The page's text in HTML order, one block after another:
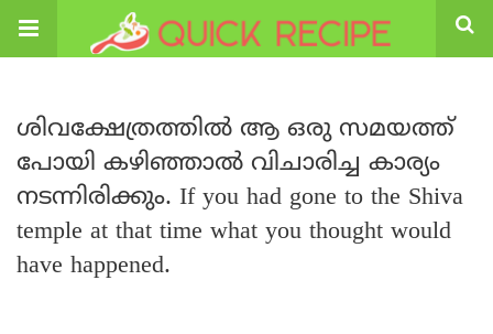
ശിവക്ഷേത്രത്തിൽ ആ ഒരു സമയത്ത്
പോയി കഴിഞ്ഞാൽ വിചാരിച്ച കാര്യം
നടന്നിരിക്കും. If you had gone to the Shiva
temple at that time what you thought would
have happened.